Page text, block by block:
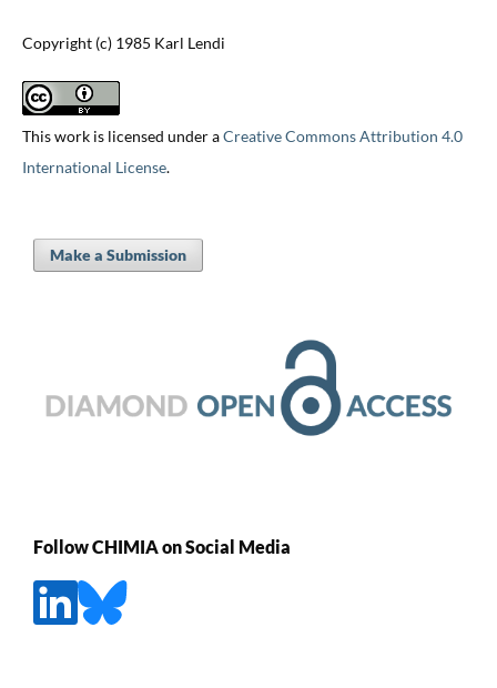
Copyright (c) 1985 Karl Lendi
This work is licensed under aCreative Commons Attribution 4.0
International License.
Make a Submission
Follow CHIMIA on Social Media